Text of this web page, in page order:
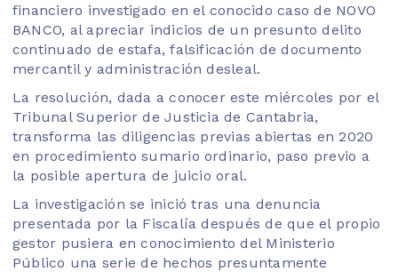
financiero investigado en el conocido caso de NOVO
BANCO, al apreciar indicios de un presunto delito
continuado de estafa, falsificación de documento
mercantil y administración desleal.
La resolución, dada a conocer este miércoles por el
Tribunal Superior de Justicia de Cantabria,
transforma las diligencias previas abiertas en 2020
en procedimiento sumario ordinario, paso previo a
la posible apertura de juicio oral.
La investigación se inició tras una denuncia
presentada por la Fiscalía después de que el propio
gestor pusiera en conocimiento del Ministerio
Público una serie de hechos presuntamente